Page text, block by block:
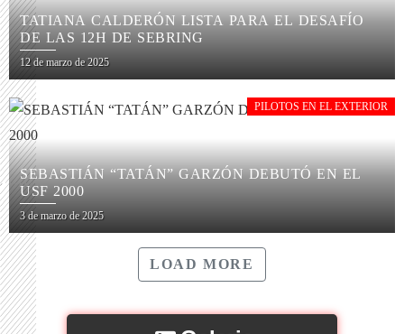
TATIANA CALDERÓN LISTA PARA EL DESAFÍO
DE LAS 12H DE SEBRING
12 de marzo de 2025
PILOTOS EN EL EXTERIOR
SEBASTIÁN “TATÁN” GARZÓN DEBUTÓ EN EL
USF 2000
3 de marzo de 2025
LOAD MORE